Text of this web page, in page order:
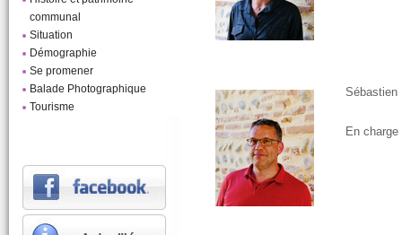
communal
Situation
Démographie
Se promener
Balade Photographique
Tourisme
Sébastien
En